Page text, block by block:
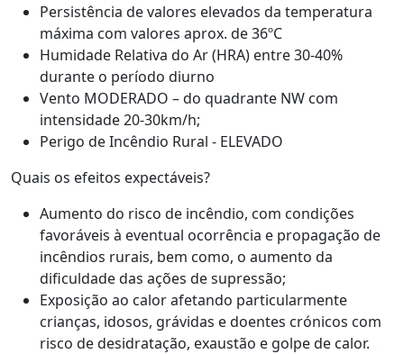
Persistência de valores elevados da temperatura
máxima com valores aprox. de 36ºC
Humidade Relativa do Ar (HRA) entre 30-40%
durante o período diurno
Vento MODERADO – do quadrante NW com
intensidade 20-30km/h;
Perigo de Incêndio Rural - ELEVADO
Quais os efeitos expectáveis?
Aumento do risco de incêndio, com condições
favoráveis à eventual ocorrência e propagação de
incêndios rurais, bem como, o aumento da
dificuldade das ações de supressão;
Exposição ao calor afetando particularmente
crianças, idosos, grávidas e doentes crónicos com
risco de desidratação, exaustão e golpe de calor.